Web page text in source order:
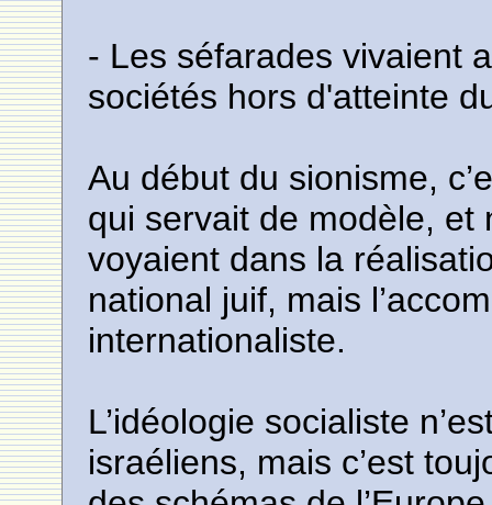
- Les séfarades vivaient
sociétés hors d'atteinte
Au début du sionisme,
qui servait de modèle, et
voyaient dans la
national juif, mais
internationaliste.
L’idéologie socialiste
israéliens, mais c’est